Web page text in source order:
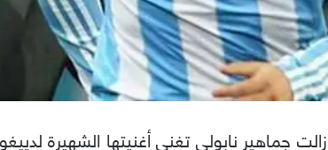
جماهير نابولي تغني أغنيتها الشهيرة